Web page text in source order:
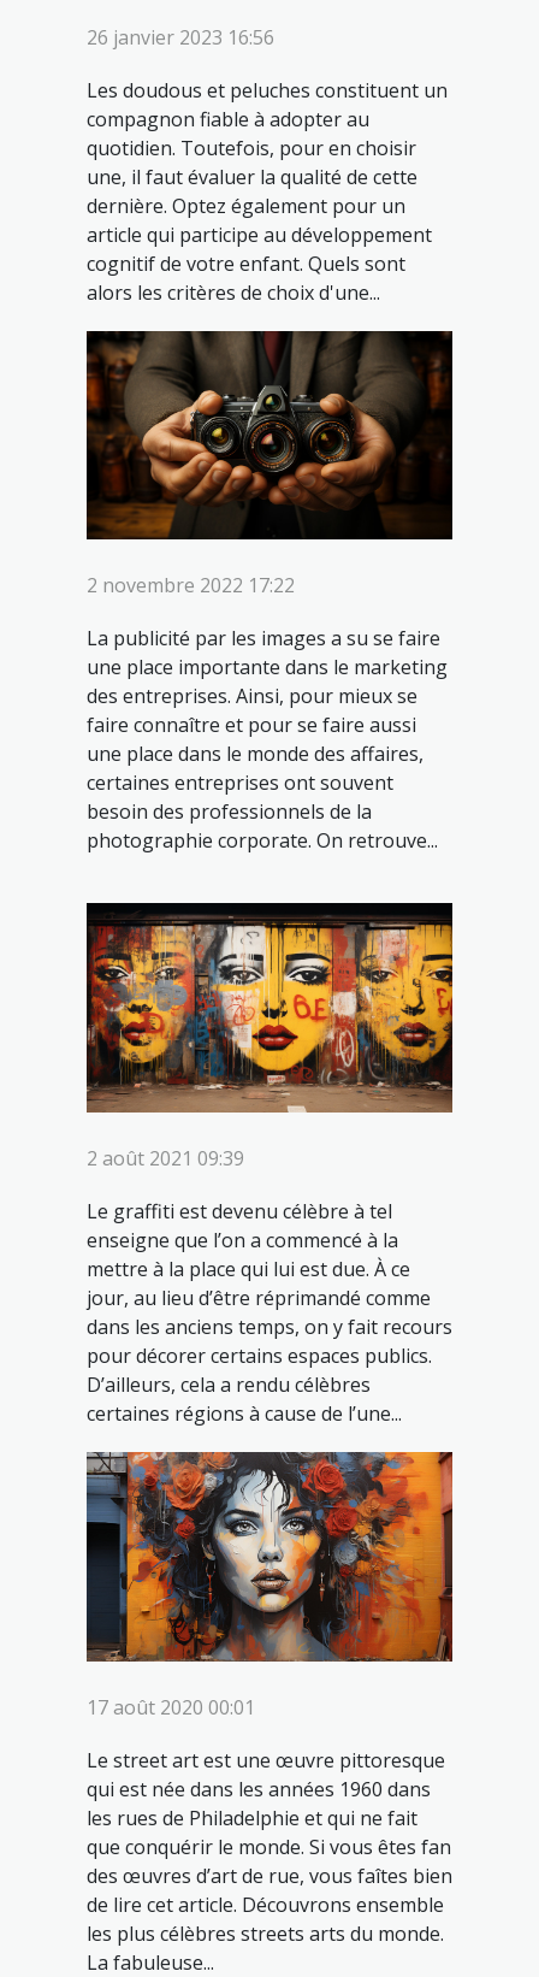
26 janvier 2023 16:56
Les doudous et peluches constituent un
compagnon fiable à adopter au
quotidien. Toutefois, pour en choisir
une, il faut évaluer la qualité de cette
dernière. Optez également pour un
article qui participe au développement
cognitif de votre enfant. Quels sont
alors les critères de choix d'une...
2 novembre 2022 17:22
La publicité par les images a su se faire
une place importante dans le marketing
des entreprises. Ainsi, pour mieux se
faire connaître et pour se faire aussi
une place dans le monde des affaires,
certaines entreprises ont souvent
besoin des professionnels de la
photographie corporate. On retrouve...
2 août 2021 09:39
Le graffiti est devenu célèbre à tel
enseigne que l’on a commencé à la
mettre à la place qui lui est due. À ce
jour, au lieu d’être réprimandé comme
dans les anciens temps, on y fait recours
pour décorer certains espaces publics.
D’ailleurs, cela a rendu célèbres
certaines régions à cause de l’une...
17 août 2020 00:01
Le street art est une œuvre pittoresque
qui est née dans les années 1960 dans
les rues de Philadelphie et qui ne fait
que conquérir le monde. Si vous êtes fan
des œuvres d’art de rue, vous faîtes bien
de lire cet article. Découvrons ensemble
les plus célèbres streets arts du monde.
La fabuleuse...